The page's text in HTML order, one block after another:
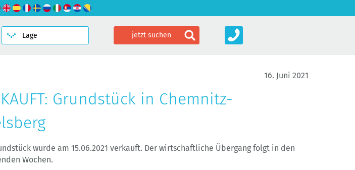
16. Juni 2021
Grundstück in Chemnitz-
wurde am 15.06.2021 verkauft. Der wirtschaftliche Übergang folgt in den
Wochen.